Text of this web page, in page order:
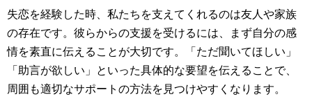
失恋を経験した時、私たちを支えてくれるのは友人や家族
の存在です。彼らからの支援を受けるには、まず自分の感
情を素直に伝えることが大切です。「ただ聞いてほしい」
「助言が欲しい」といった具体的な要望を伝えることで、
周囲も適切なサポートの方法を見つけやすくなります。